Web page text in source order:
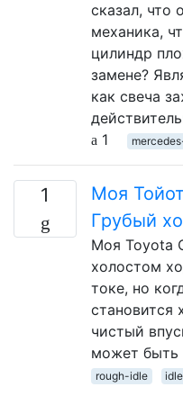
сказал, что
механика,
цилиндр
замене?
как свеча
1
1
Моя
Грубый
Моя Toyota
холостом
токе, но
становится
чистый
может быть
rough-idle idle